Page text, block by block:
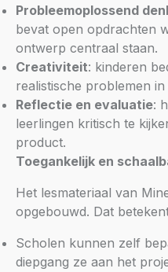
Probleemoplossend
bevat open opdrachten
ontwerp centraal staan.
Creativiteit: kinderen
realistische problemen
Reflectie en evaluatie:
leerlingen kritisch te
product.
Toegankelijk en
Het lesmateriaal van
opgebouwd. Dat
Scholen kunnen zelf
diepgang ze aan het